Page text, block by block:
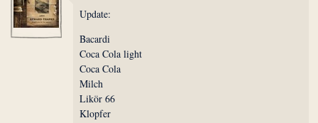
Update:
Bacardi
Coca Cola light
Coca Cola
Milch
Likör 66
Klopfer